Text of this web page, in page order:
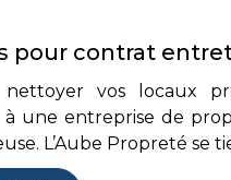
pour contrat
vos locaux
à une entreprise de
L’Aube Propreté se